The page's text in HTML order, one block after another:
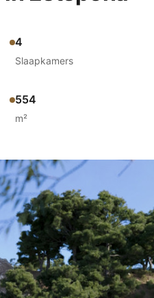
4
Slaapkamers
554
m²